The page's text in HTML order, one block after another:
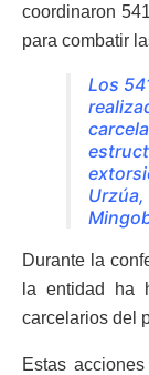
coordinaron
para combatir
Los
Durante la
la entidad ha
carcelarios del
Estas